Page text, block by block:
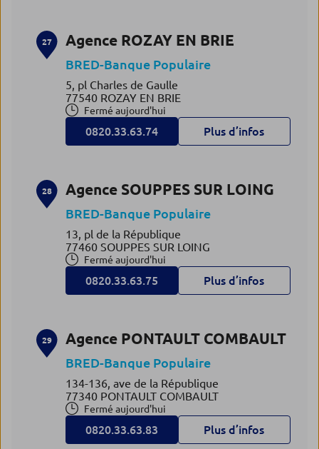
27 Agence ROZAY EN BRIE
BRED-Banque Populaire
5, pl Charles de Gaulle
77540 ROZAY EN BRIE
Fermé aujourd'hui
0820.33.63.74 Plus d’infos
28 Agence SOUPPES SUR LOING
BRED-Banque Populaire
13, pl de la République
77460 SOUPPES SUR LOING
Fermé aujourd'hui
0820.33.63.75 Plus d’infos
29 Agence PONTAULT COMBAULT
BRED-Banque Populaire
134-136, ave de la République
77340 PONTAULT COMBAULT
Fermé aujourd'hui
0820.33.63.83 Plus d’infos